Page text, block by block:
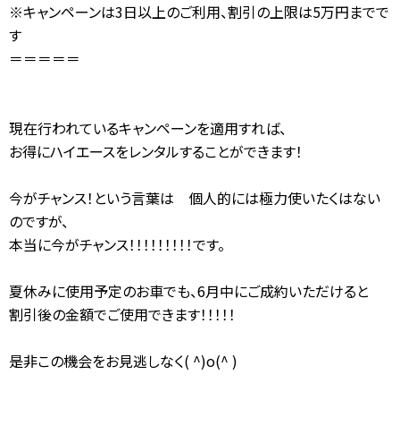
※キャンペーンは3日以上のご利用、割引の上限は5万円までで
す
＝＝＝＝＝
現在行われているキャンペーンを適用すれば、
お得にハイエースをレンタルすることができます！
今がチャンス！という言葉は 個人的には極力使いたくはない
のですが、
本当に今がチャンス！！！！！！！！！です。
夏休みに使用予定のお車でも、6月中にご成約いただけると
割引後の金額でご使用できます！！！！！
是非この機会をお見逃しなく( ^)o(^ )